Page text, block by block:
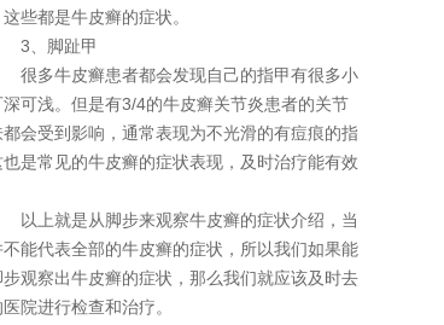
些都是牛皮癣的症状。
、脚趾甲
多牛皮癣患者都会发现自己的指甲有很多小
可浅。但是有3/4的牛皮癣关节炎患者的关节
会受到影响，通常表现为不光滑的有痘痕的指
也是常见的牛皮癣的症状表现，及时治疗能有效
上就是从脚步来观察牛皮癣的症状介绍，当
能代表全部的牛皮癣的症状，所以我们如果能
观察出牛皮癣的症状，那么我们就应该及时去
院进行检查和治疗。